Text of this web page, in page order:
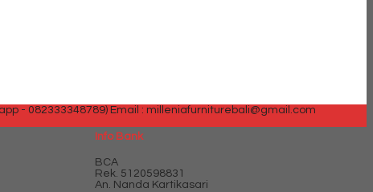
- 082333348789) Email : milleniafurniturebali@gmail.com
Info Bank
BCA
Rek. 5120598831
An. Nanda Kartikasari